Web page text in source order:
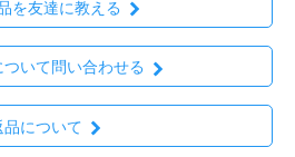
を友達に教える
ついて問い合わせる
品について